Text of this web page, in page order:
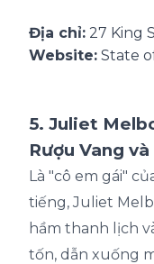
Địa chỉ: 27 King
Website: State
5. Juliet
Rượu Vang
Là "cô em gái"
tiếng, Juliet
hầm thanh lịch
tốn, dẫn xuống